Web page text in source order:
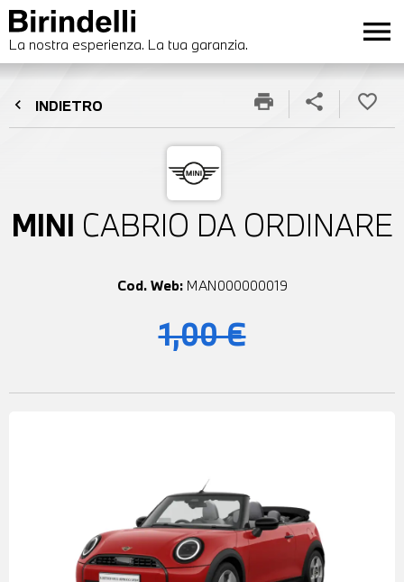
La nostra esperienza. La tua garanzia. menu
chevron_left INDIETRO
MINI CABRIO DA ORDINARE
Cod. Web: MAN000000019
print share favorite_border
1,00 €